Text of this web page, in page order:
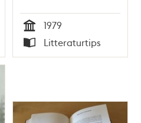
Tid
1979
Typ
Litteraturtips